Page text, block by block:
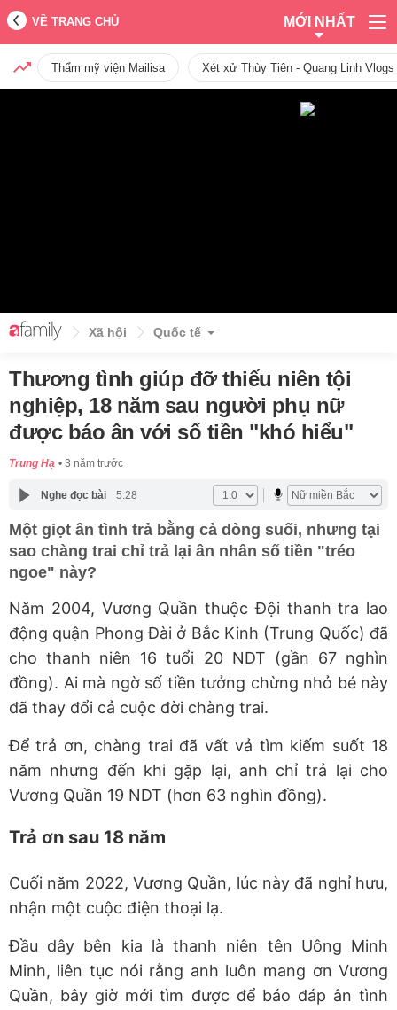
VỀ TRANG CHỦ MỚI NHẤT
Thẩm mỹ viện Mailisa Xét xử Thùy Tiên - Quang Linh
Xã hội Quốc tế
Thương tình giúp đỡ thiếu niên tội
nghiệp, 18 năm sau người phụ nữ
được báo ân với số tiền "khó hiểu"
Trung Hạ 3 năm trước
Nghe đọc bài 5:28
Một giọt ân tình trả bằng cả dòng suối, nhưng tại
sao chàng trai chỉ trả lại ân nhân số tiền "tréo
ngoe" này?
Năm 2004, Vương Quần thuộc Đội thanh tra lao
động quận Phong Đài ở Bắc Kinh (Trung Quốc) đã
cho thanh niên 16 tuổi 20 NDT (gần 67 nghìn
đồng). Ai mà ngờ số tiền tưởng chừng nhỏ bé này
đã thay đổi cả cuộc đời chàng trai.
Để trả ơn, chàng trai đã vất vả tìm kiếm suốt 18
năm nhưng đến khi gặp lại, anh chỉ trả lại cho
Vương Quần 19 NDT (hơn 63 nghìn đồng).
Trả ơn sau 18 năm
Cuối năm 2022, Vương Quần, lúc này đã nghỉ hưu,
nhận một cuộc điện thoại lạ.
Đầu dây bên kia là thanh niên tên Uông Minh
Minh, liên tục nói rằng anh luôn mang ơn Vương
Quần, bây giờ mới tìm được để báo đáp ân tình